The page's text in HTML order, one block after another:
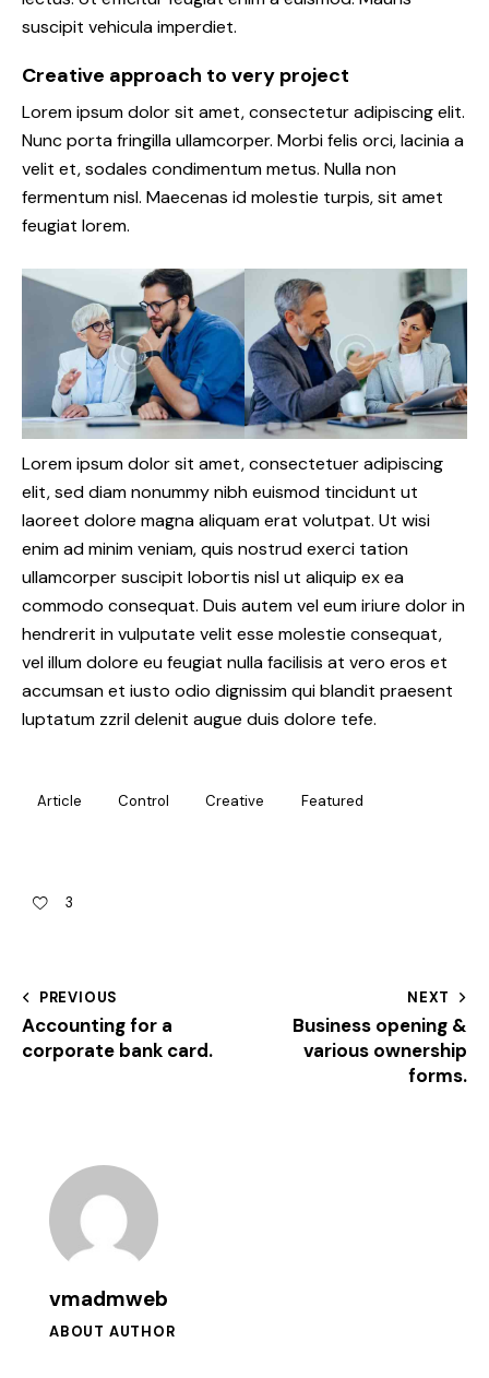
suscipit vehicula imperdiet.
Creative approach to very project
Lorem ipsum dolor sit amet, consectetur adipiscing elit.
Nunc porta fringilla ullamcorper. Morbi felis orci, lacinia a
velit et, sodales condimentum metus. Nulla non
fermentum nisl. Maecenas id molestie turpis, sit amet
feugiat lorem.
Lorem ipsum dolor sit amet, consectetuer adipiscing
elit, sed diam nonummy nibh euismod tincidunt ut
laoreet dolore magna aliquam erat volutpat. Ut wisi
enim ad minim veniam, quis nostrud exerci tation
ullamcorper suscipit lobortis nisl ut aliquip ex ea
commodo consequat. Duis autem vel eum iriure dolor in
hendrerit in vulputate velit esse molestie consequat,
vel illum dolore eu feugiat nulla facilisis at vero eros et
accumsan et iusto odio dignissim qui blandit praesent
luptatum zzril delenit augue duis dolore tefe.
Article Control Creative Featured
3
PREVIOUS
Accounting for a
corporate bank card.
NEXT
Business opening &
various ownership
forms.
vmadmweb
ABOUT AUTHOR